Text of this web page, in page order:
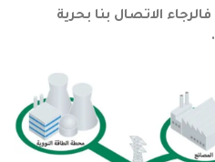
الاتصال بنا بحرية